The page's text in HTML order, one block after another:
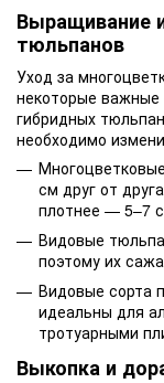
Выращивание
тюльпанов
Уход за
некоторые важные
гибридных
необходимо
см друг от
плотнее — 5–7
Видовые
поэтому их
Видовые сорта
идеальны для
тротуарными
Выкопка и